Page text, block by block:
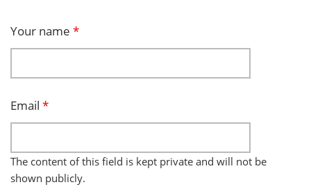
Your name *
Email *
The content of this field is kept private and will not be
shown publicly.